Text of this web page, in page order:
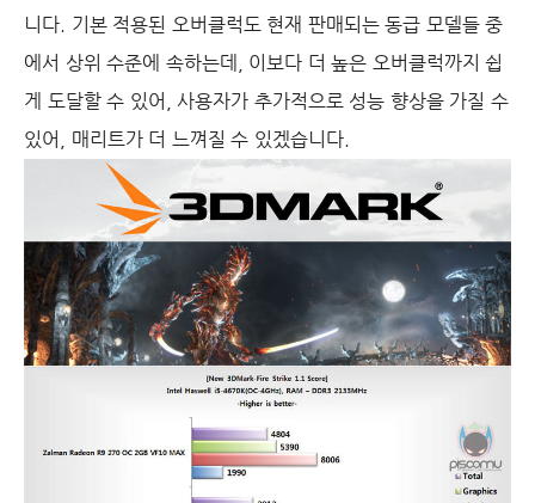
니다. 기본 적용된 오버클럭도 현재 판매되는 동급 모델들 중
에서 상위 수준에 속하는데
이보다 더 높은 오버클럭까지 쉽
게 도달할 수 있어
사용자가 추가적으로 성능 향상을 가질 수
있어
매리트가 더 느껴질 수 있겠습니다.